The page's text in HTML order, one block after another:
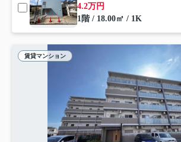
4.2万円
1階 / 18.00㎡ / 1K
賃貸マンション